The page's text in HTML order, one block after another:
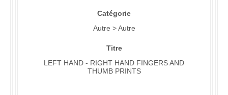
Catégorie
Autre > Autre
Titre
LEFT HAND - RIGHT HAND FINGERS AND
THUMB PRINTS